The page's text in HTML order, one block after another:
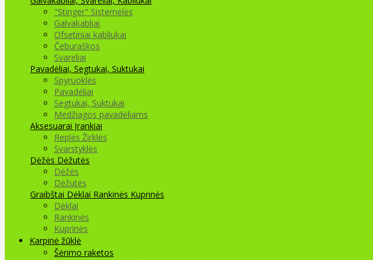
"Stinger" Sistemėlės
Galvakabliai
Ofsetiniai kabliukai
Čeburaškos
Svareliai
Pavadėliai, Segtukai, Suktukai
Spyruoklės
Pavadėliai
Segtukai, Suktukai
Medžiagos pavadėliams
Aksesuarai Įrankiai
Replės Žirklės
Svarstyklės
Dėžės Dėžutės
Dėžės
Dėžutės
Graibštai Dėklai Rankinės Kuprinės
Dėklai
Rankinės
Kuprinės
Karpinė žūklė
Šėrimo raketos